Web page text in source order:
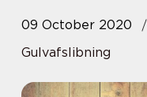
09 October 2020
Gulvafslibning